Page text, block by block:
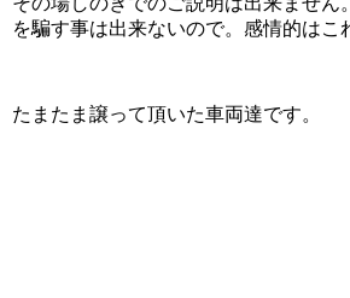
を騙す事は出来ないので。感情的はこ
たまたま譲って頂いた車両達です。